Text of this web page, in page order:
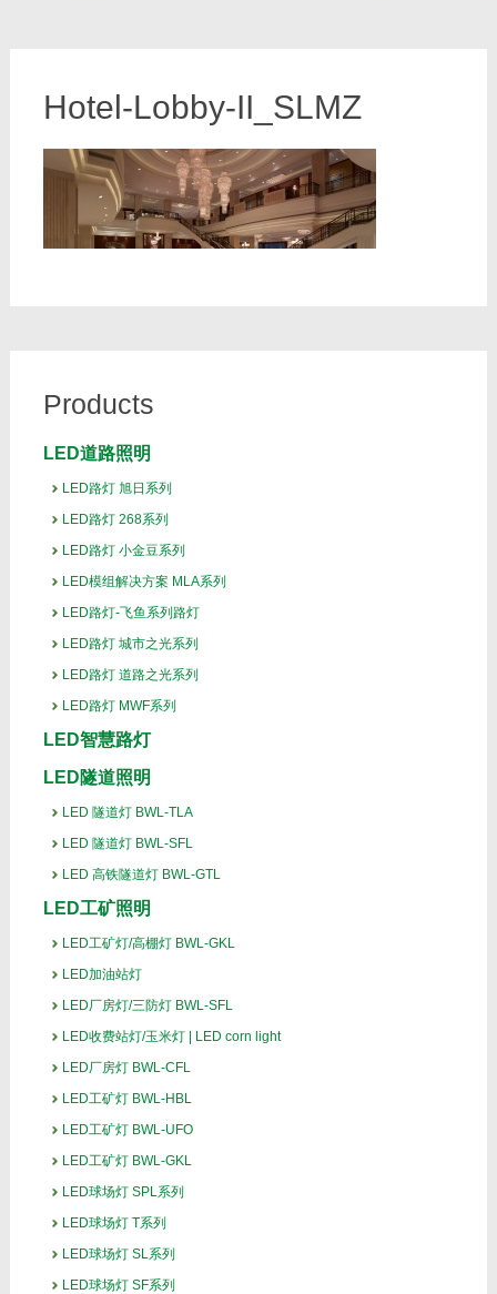
Hotel-Lobby-II_SLMZ
Products
LED道路照明
LED路灯 旭日系列
LED路灯 268系列
LED路灯 小金豆系列
LED模组解决方案 MLA系列
LED路灯-飞鱼系列路灯
LED路灯 城市之光系列
LED路灯 道路之光系列
LED路灯 MWF系列
LED智慧路灯
LED隧道照明
LED 隧道灯 BWL-TLA
LED 隧道灯 BWL-SFL
LED 高铁隧道灯 BWL-GTL
LED工矿照明
LED工矿灯/高棚灯 BWL-GKL
LED加油站灯
LED厂房灯/三防灯 BWL-SFL
LED收费站灯/玉米灯 | LED corn light
LED厂房灯 BWL-CFL
LED工矿灯 BWL-HBL
LED工矿灯 BWL-UFO
LED工矿灯 BWL-GKL
LED球场灯 SPL系列
LED球场灯 T系列
LED球场灯 SL系列
LED球场灯 SF系列